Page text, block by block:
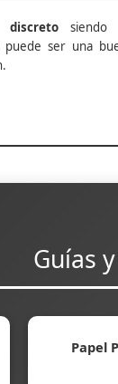
discretosiendo
puede ser una
Guías
Papel